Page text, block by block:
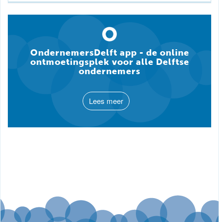
OndernemersDelft app - de online
ontmoetingsplek voor alle Delftse
ondernemers
Lees meer